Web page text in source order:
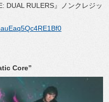
DUAL RULERS』ノンクレジッ
Core”